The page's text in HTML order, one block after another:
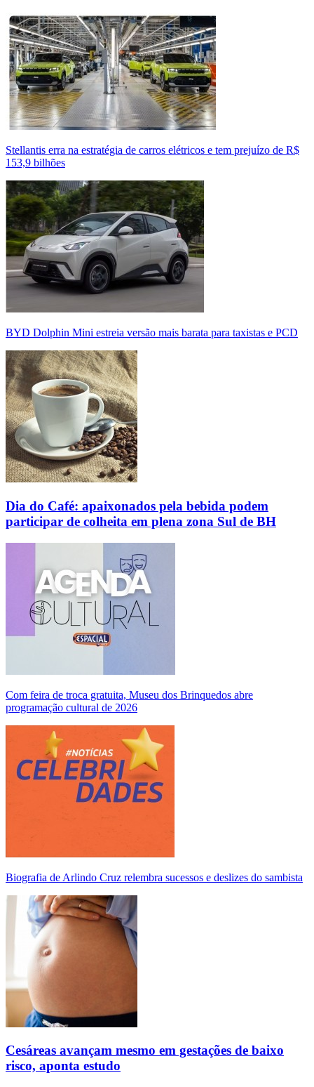
Stellantis erra na estratégia de carros elétricos e tem prejuízo de R$
153,9 bilhões
BYD Dolphin Mini estreia versão mais barata para taxistas e PCD
Dia do Café: apaixonados pela bebida podem
participar de colheita em plena zona Sul de BH
Com feira de troca gratuita, Museu dos Brinquedos abre
programação cultural de 2026
Biografia de Arlindo Cruz relembra sucessos e deslizes do sambista
Cesáreas avançam mesmo em gestações de baixo
risco, aponta estudo